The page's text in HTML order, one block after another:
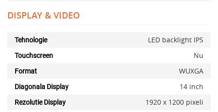
DISPLAY & VIDEO
Tehnologie LED backlight IPS
Touchscreen Nu
Format WUXGA
Diagonala Display 14 inch
Rezolutie Display 1920 x 1200 pixeli